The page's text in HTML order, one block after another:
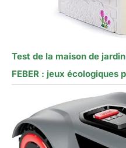
Test de la maison de
FEBER : jeux écologiques